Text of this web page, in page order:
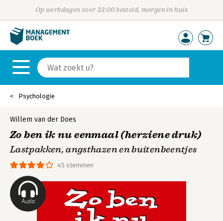
Op werkdagen voor 23:00 besteld, morgen in huis
Psychologie
Audio
45 stemmen
Willem van der Does
Zo ben ik nu eenmaal (herziene druk)
Lastpakken, angsthazen en buitenbeentjes